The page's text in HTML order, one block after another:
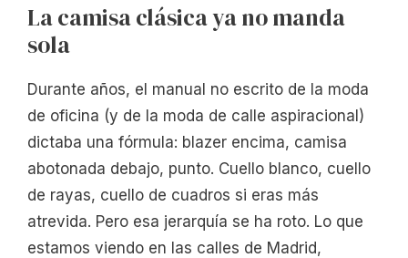
La camisa clásica ya no manda
sola
Durante años, el manual no escrito de la moda
de oficina (y de la moda de calle aspiracional)
dictaba una fórmula: blazer encima, camisa
abotonada debajo, punto. Cuello blanco, cuello
de rayas, cuello de cuadros si eras más
atrevida. Pero esa jerarquía se ha roto. Lo que
estamos viendo en las calles de Madrid,